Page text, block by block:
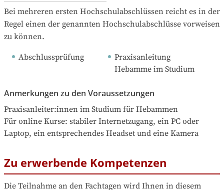
Bei mehreren ersten Hochschulabschlüssen reicht es in der
Regel einen der genannten Hochschulabschlüsse vorweisen
zu können.
Abschlussprüfung
Praxisanleitung
Hebamme im Studium
Anmerkungen zu den Voraussetzungen
Praxisanleiter:innen im Studium für Hebammen
Für online Kurse: stabiler Internetzugang, ein PC oder
Laptop, ein entsprechendes Headset und eine Kamera
Zu erwerbende Kompetenzen
Die Teilnahme an den Fachtagen wird Ihnen in diesem